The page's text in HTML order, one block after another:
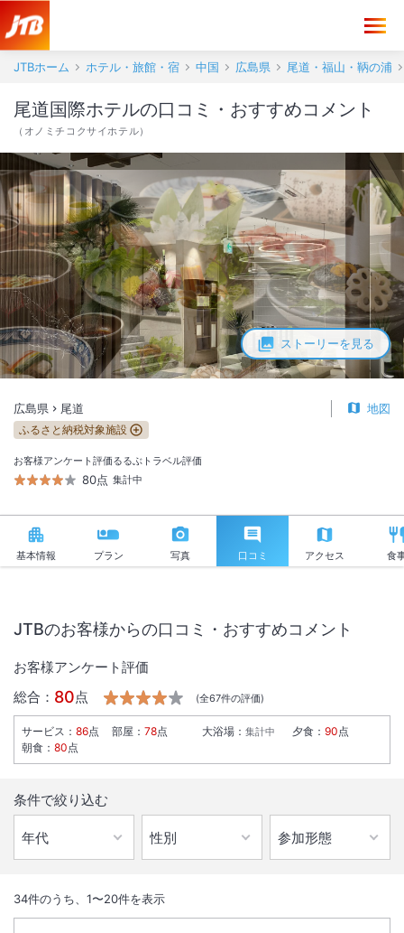
JTBホーム ホテル・旅館・宿 中国 広島県 尾道・福山・鞆の浦
ストーリーを見る
尾道国際ホテルの口コミ・おすすめコメント
（ オノミチコクサイホテル）
広島県 尾道 地図
ふるさと納税対象施設
お客様アンケート評価
80点
るるぶトラベル評価
集計中
基本情報 プラン 写真 口コミ アクセス 食
JTBのお客様からの口コミ・おすすめコメント
お客様アンケート評価
総合： 80点 (全67件の評価)
サービス ： 86点 部屋 ： 78点 大浴場 ： 集計中 夕食 ： 90点
朝食 ： 80点
条件で絞り込む
34件のうち、 1〜20件を表示